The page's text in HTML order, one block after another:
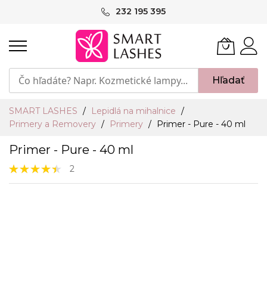
232 195 395
Hľadať
SMART LASHES
Lepidlá na mihalnice
Primery a Removery
Primery Primer - Pure - 40 ml
Primer - Pure - 40 ml
Hodnotenie:
90%
2